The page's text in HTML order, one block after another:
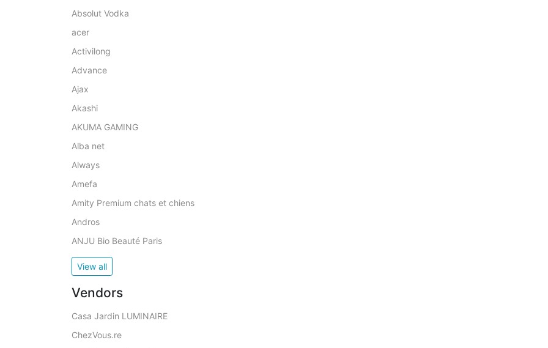
Absolut Vodka
acer
Activilong
Advance
Ajax
Akashi
AKUMA GAMING
Alba net
Always
Amefa
Amity Premium chats et chiens
Andros
ANJU Bio Beauté Paris
View all
Vendors
Casa Jardin LUMINAIRE
ChezVous.re